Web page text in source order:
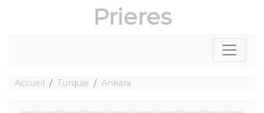
Prieres
Accueil Turquie Ankara